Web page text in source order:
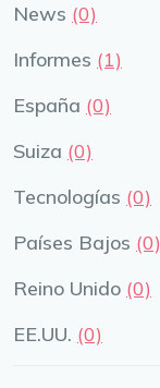
News (0)
Informes (1)
España (0)
Suiza (0)
Tecnologías (0)
Países Bajos (0)
Reino Unido (0)
EE.UU. (0)